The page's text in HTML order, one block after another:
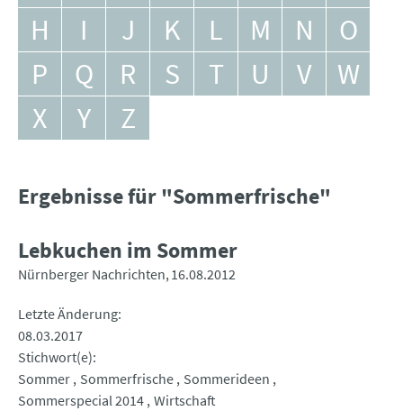
H
I J K L M N
O
P
Q R S T U V
W
X
Y Z
Ergebnisse für "Sommerfrische"
Lebkuchen im Sommer
Nürnberger Nachrichten 16.08.2012
Letzte Änderung
08.03.2017
Stichwort(e)
Sommer Sommerfrische Sommerideen
Sommerspecial 2014 Wirtschaft